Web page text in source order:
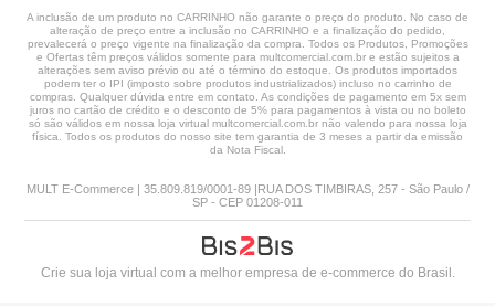
A inclusão de um produto no CARRINHO não garante o preço do produto. No caso de
alteração de preço entre a inclusão no CARRINHO e a finalização do pedido,
prevalecerá o preço vigente na finalização da compra. Todos os Produtos, Promoções
e Ofertas têm preços válidos somente para multcomercial.com.br e estão sujeitos a
alterações sem aviso prévio ou até o término do estoque. Os produtos importados
podem ter o IPI (imposto sobre produtos industrializados) incluso no carrinho de
compras. Qualquer dúvida entre em contato. As condições de pagamento em 5x sem
juros no cartão de crédito e o desconto de 5% para pagamentos à vista ou no boleto
só são válidos em nossa loja virtual multcomercial.com.br não valendo para nossa loja
física. Todos os produtos do nosso site tem garantia de 3 meses a partir da emissão
da Nota Fiscal.
MULT E-Commerce | 35.809.819/0001-89 |RUA DOS TIMBIRAS, 257 - São Paulo /
SP - CEP 01208-011
Crie sua loja virtual com a melhor empresa de e-commerce do Brasil.